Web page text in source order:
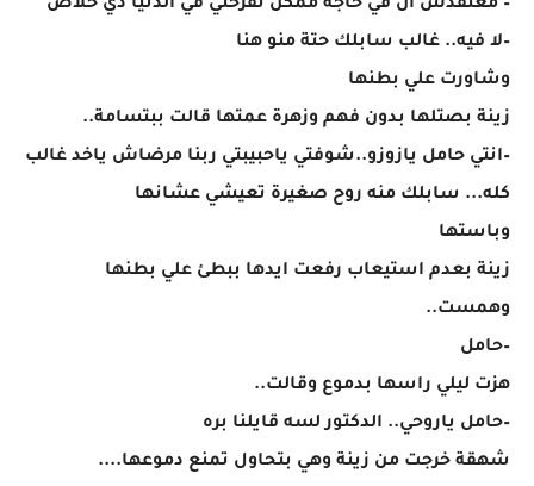
– معتقدش ان في حاجة ممكن تفرحني في الدنيا دي خلاص
–لا فيه.. غالب سابلك حتة منو هنا
وشاورت علي بطنها
زينة بصتلها بدون فهم وزهرة عمتها قالت ببتسامة..
–انتي حامل يازوزو..شوفتي ياحبيبتي ربنا مرضاش ياخد غالب
كله... سابلك منه روح صغيرة تعيشي عشانها
وباستها
زينة بعدم استيعاب رفعت ايدها ببطئ علي بطنها
وهمست..
–حامل
هزت ليلي راسها بدموع وقالت..
–حامل ياروحي.. الدكتور لسه قايلنا بره
شهقة خرجت من زينة وهي بتحاول تمنع دموعها....